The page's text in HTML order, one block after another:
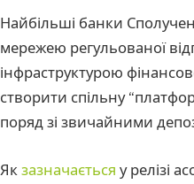
Найбільші банки
мережею регульованої
інфраструктурою
створити спільну
поряд зі звичайними
Як зазначається у релізі